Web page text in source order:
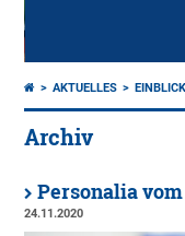
AKTUELLES EINBLICK
Archiv
Personalia
24.11.2020